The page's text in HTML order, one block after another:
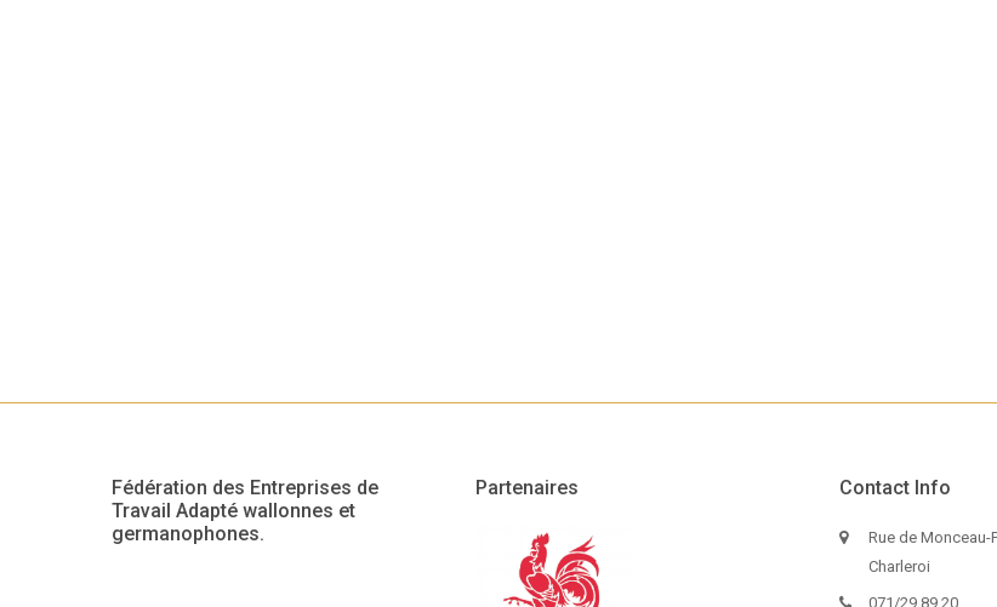
Fédération des Entreprises de
Travail Adapté wallonnes et
germanophones.
Partenaires Contact Info
Rue de Monceau-
Charleroi
071/29.89.20